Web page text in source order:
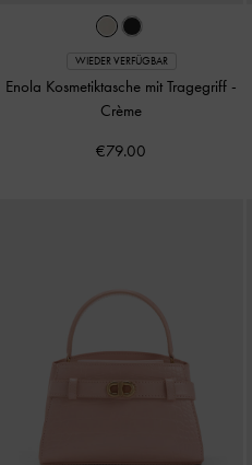
WIEDER VERFÜGBAR
Enola Kosmetiktasche mit Tragegriff -
Crème
€79.00